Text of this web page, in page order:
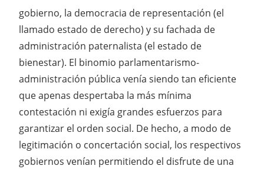
gobierno, la democracia de representación (el
llamado estado de derecho) y su fachada de
administración paternalista (el estado de
bienestar). El binomio parlamentarismo-
administración pública venía siendo tan eficiente
que apenas despertaba la más mínima
contestación ni exigía grandes esfuerzos para
garantizar el orden social. De hecho, a modo de
legitimación o concertación social, los respectivos
gobiernos venían permitiendo el disfrute de una